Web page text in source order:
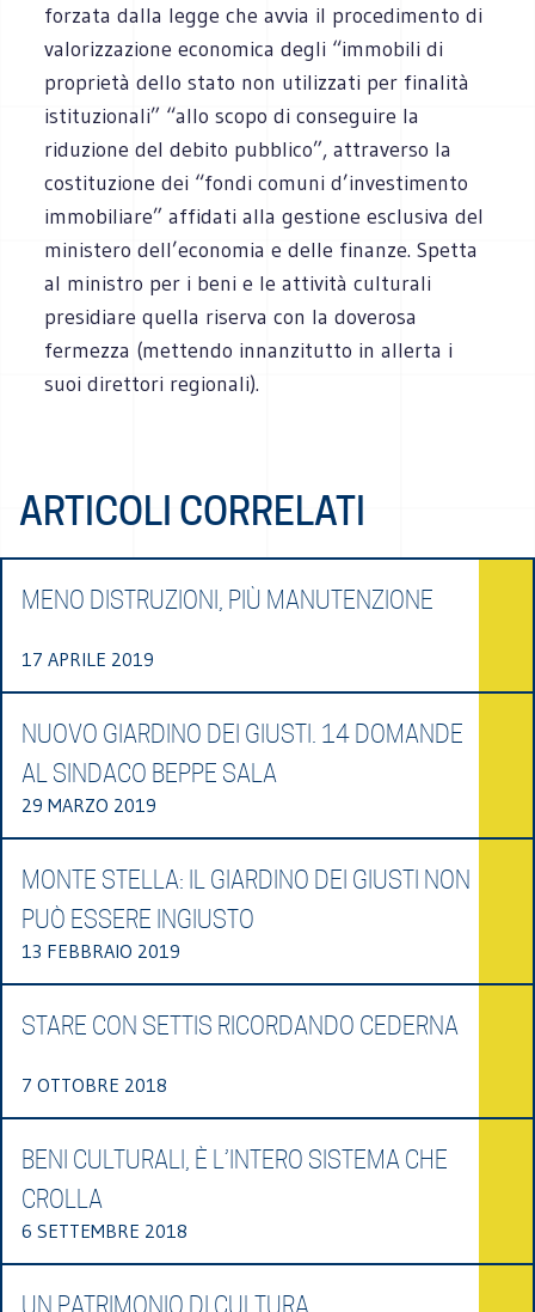
forzata dalla legge che avvia il procedimento di
valorizzazione economica degli “immobili di
proprietà dello stato non utilizzati per finalità
istituzionali” “allo scopo di conseguire la
riduzione del debito pubblico”, attraverso la
costituzione dei “fondi comuni d’investimento
immobiliare” affidati alla gestione esclusiva del
ministero dell’economia e delle finanze. Spetta
al ministro per i beni e le attività culturali
presidiare quella riserva con la doverosa
fermezza (mettendo innanzitutto in allerta i
suoi direttori regionali).
ARTICOLI CORRELATI
MENO DISTRUZIONI, PIÙ MANUTENZIONE
17 APRILE 2019
NUOVO GIARDINO DEI GIUSTI. 14 DOMANDE
AL SINDACO BEPPE SALA
29 MARZO 2019
MONTE STELLA: IL GIARDINO DEI GIUSTI NON
PUÒ ESSERE INGIUSTO
13 FEBBRAIO 2019
STARE CON SETTIS RICORDANDO CEDERNA
7 OTTOBRE 2018
BENI CULTURALI, È L’INTERO SISTEMA CHE
CROLLA
6 SETTEMBRE 2018
UN PATRIMONIO DI CULTURA